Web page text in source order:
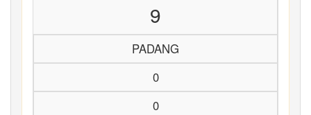
9
PADANG
0
0